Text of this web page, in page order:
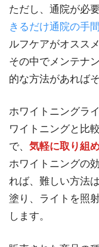
ただし、通院が必
きるだけ通院の手
ルフケアがオススメ
その中でメンテナ
的な方法があれば
ホワイトニングラ
ワイトニングと比
で、 気軽に取り組
ホワイトニングの
れば、難しい方法
塗り、ライトを照
します。